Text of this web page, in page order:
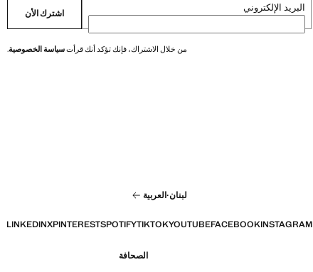
البريد الإلكتروني اشترك الأن
من خلال الاشتراك، فإنك تؤكد أنك قرأتسياسة الخصوصية.
لبنان·العربية
INSTAGRAM
FACEBOOK
YOUTUBE
TIKTOK
SPOTIFY
PINTEREST
X
LINKEDIN
الصحافة